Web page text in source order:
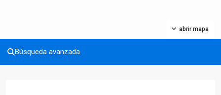
abrir mapa
Búsqueda avanzada